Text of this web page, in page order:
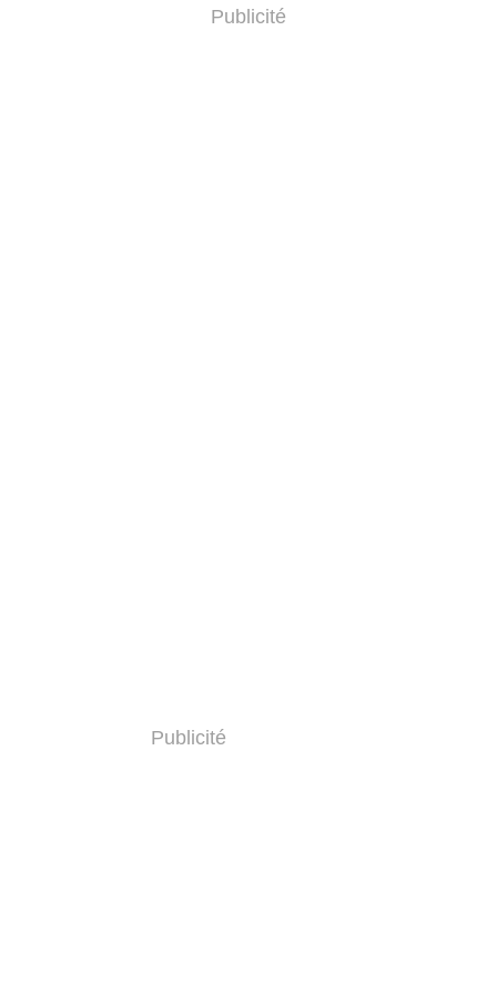
Publicité
Publicité